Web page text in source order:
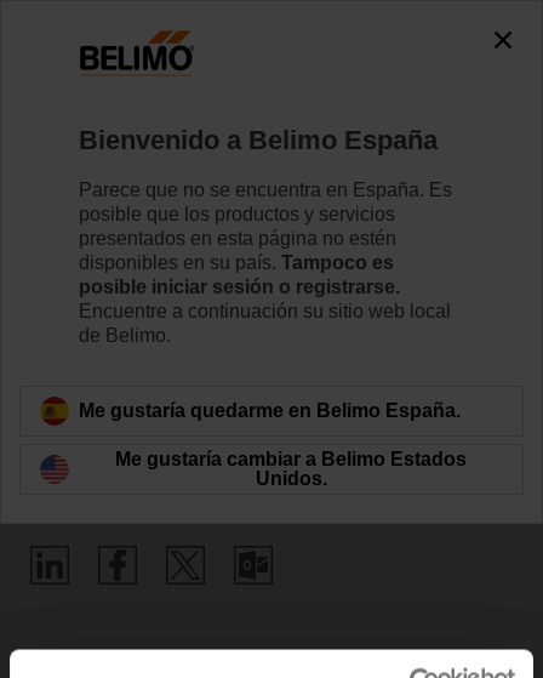
Bienvenido a Belimo España
Parece que no se encuentra en España. Es
posible que los productos y servicios
presentados en esta página no estén
disponibles en su país. Tampoco es
posible iniciar sesión o registrarse.
Encuentre a continuación su sitio web local
de Belimo.
Me gustaría quedarme en Belimo España.
Me gustaría cambiar a Belimo Estados
Unidos.